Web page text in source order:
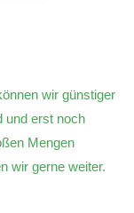
wir günstiger
und erst noch
Mengen
wir gerne weiter.